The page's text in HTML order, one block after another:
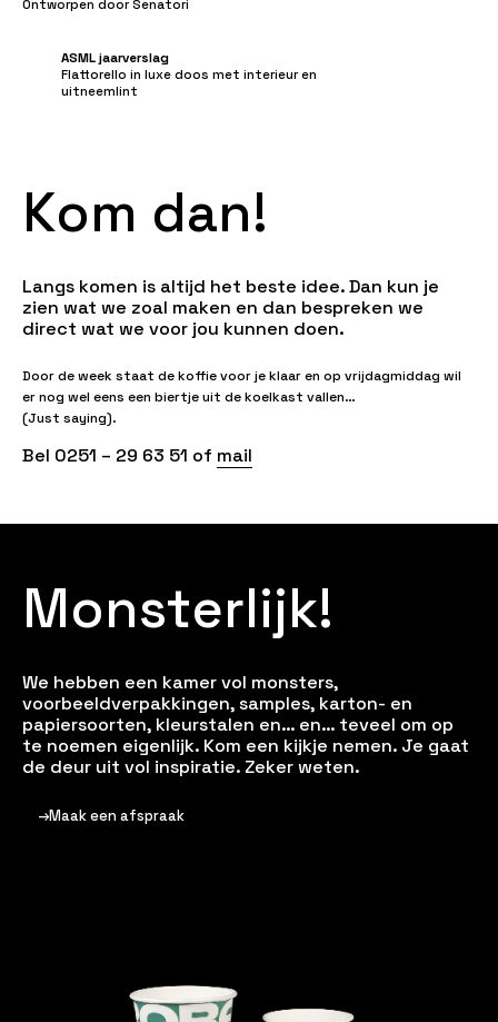
Ontworpen door Senatori
ASML jaarverslag
Flattorello in luxe doos met interieur en
uitneemlint
Kom dan!
Langs komen is altijd het beste idee. Dan kun je
zien wat we zoal maken en dan bespreken we
direct wat we voor jou kunnen doen.
Door de week staat de koffie voor je klaar en op vrijdagmiddag wil
er nog wel eens een biertje uit de koelkast vallen…
(Just saying).
Bel ‭0251 – 29 63 51‬ of mail
Monsterlijk!
We hebben een kamer vol monsters,
voorbeeldverpakkingen, samples, karton- en
papiersoorten, kleurstalen en… en… teveel om op
te noemen eigenlijk. Kom een kijkje nemen. Je gaat
de deur uit vol inspiratie. Zeker weten.
Maak een afspraak